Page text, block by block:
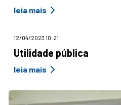
leia mais
12/04/2023 10:21
Utilidade pública
leia mais